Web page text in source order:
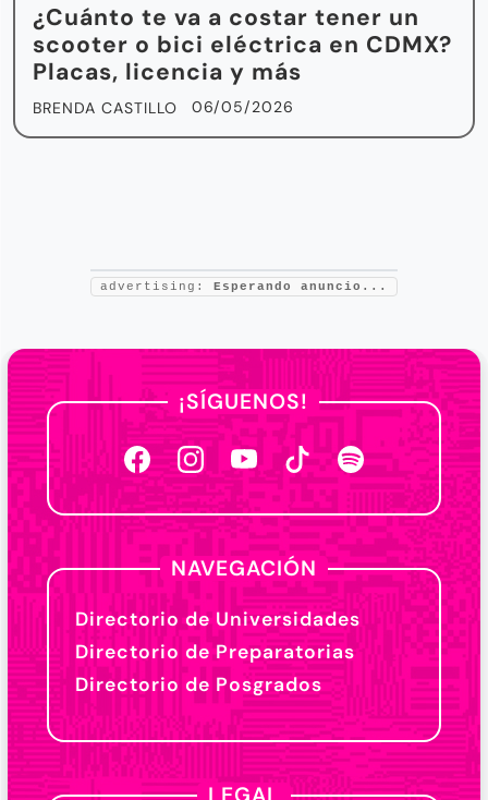
¿Cuánto te va a costar tener un
scooter o bici eléctrica en CDMX?
Placas, licencia y más
BRENDA CASTILLO 06/05/2026
advertising: Esperando anuncio...
¡SÍGUENOS!
NAVEGACIÓN
Directorio de Universidades
Directorio de Preparatorias
Directorio de Posgrados